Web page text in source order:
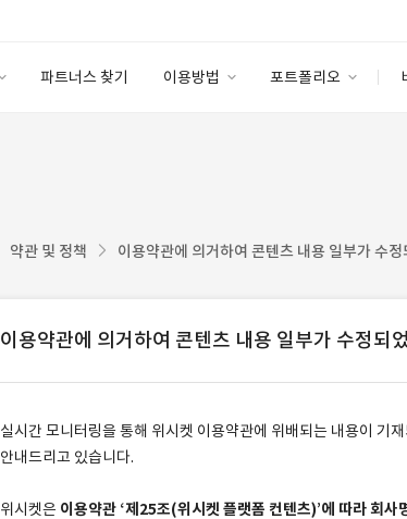
파트너스 찾기 이용방법 포트폴리오
약관 및 정책 이용약관에 의거하여 콘텐츠 내용 일부가 수
이용약관에 의거하여 콘텐츠 내용 일부가 수정되
실시간 모니터링을 통해 위시켓 이용약관에 위배되는 내용이 기
안내드리고 있습니다.
위시켓은 이용약관 ‘제25조(위시켓 플랫폼 컨텐츠)’에 따라 회